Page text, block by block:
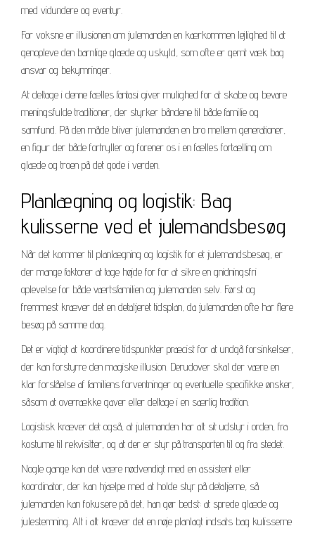
med vidundere og eventyr.
For voksne er illusionen om julemanden en kærkommen lejlighed til at
genopleve den barnlige glæde og uskyld, som ofte er gemt væk bag
ansvar og bekymringer.
At deltage i denne fælles fantasi giver mulighed for at skabe og bevare
meningsfulde traditioner, der styrker båndene til både familie og
samfund. På den måde bliver julemanden en bro mellem generationer,
en figur der både fortryller og forener os i en fælles fortælling om
glæde og troen på det gode i verden.
Planlægning og logistik: Bag
kulisserne ved et julemandsbesøg
Når det kommer til planlægning og logistik for et julemandsbesøg, er
der mange faktorer at tage højde for for at sikre en gnidningsfri
oplevelse for både værtsfamilien og julemanden selv. Først og
fremmest kræver det en detaljeret tidsplan, da julemanden ofte har flere
besøg på samme dag.
Det er vigtigt at koordinere tidspunkter præcist for at undgå forsinkelser,
der kan forstyrre den magiske illusion. Derudover skal der være en
klar forståelse af familiens forventninger og eventuelle specifikke ønsker,
såsom at overrække gaver eller deltage i en særlig tradition.
Logistisk kræver det også, at julemanden har alt sit udstyr i orden, fra
kostume til rekvisitter, og at der er styr på transporten til og fra stedet.
Nogle gange kan det være nødvendigt med en assistent eller
koordinator, der kan hjælpe med at holde styr på detaljerne, så
julemanden kan fokusere på det, han gør bedst: at sprede glæde og
julestemning. Alt i alt kræver det en nøje planlagt indsats bag kulisserne